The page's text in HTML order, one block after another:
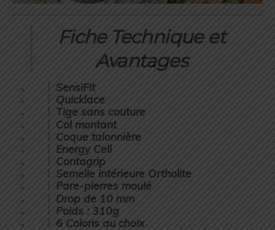
Fiche Technique et
Avantages
SensiFit
Quicklace
Tige sans couture
Col montant
Coque talonnière
Energy Cell
Contagrip
Semelle intérieure Ortholite
Pare-pierres moulé
Drop de 10 mm
Poids : 310g
6 Coloris au choix